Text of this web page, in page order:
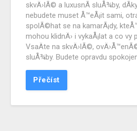
skvÄ›lÃ© a luxusnÃ­ sluÅ¾by,
nebudete muset Å™eÅ¡it sami,
spolÃ©hat se na kamarÃ¡dy,
mohou klidnÄ› i vykaÅ¡lat a co vy
VsaÄte na skvÄ›lÃ©,
sluÅ¾by. Budete opravdu
Přečíst